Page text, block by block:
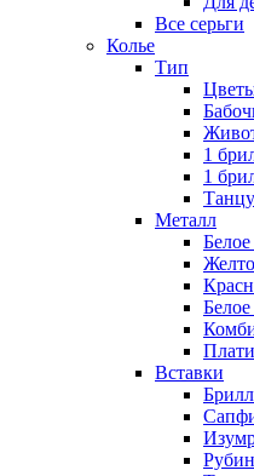
Все серьги
Колье
Тип
1
1
Металл
Белое
Вставки